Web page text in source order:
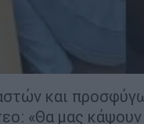
και
«Θα μας